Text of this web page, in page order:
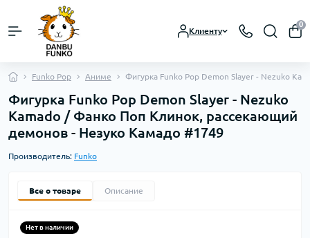
Клиенту
0
Funko Pop Аниме Фигурка Funko Pop Demon Slayer - Nezuko
Фигурка Funko Pop Demon Slayer - Nezuko
Kamado / Фанко Поп Клинок, рассекающий
демонов - Незуко Камадо #1749
Производитель: Funko
Все о товаре Описание
Нет в наличии